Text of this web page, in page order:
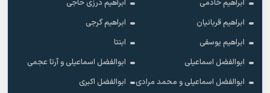
ابراهیم خادمی
ابراهیم درزی حاجی
ابراهیم قربانیان
ابراهیم گرجی
ابراهیم یوسفی
ابنتا
ابوالفضل اسماعیلی
ابوالفضل اسماعیلی و آرتا عجمی
ابوالفضل اسماعیلی و محمد مرادی
ابوالفضل اکبری